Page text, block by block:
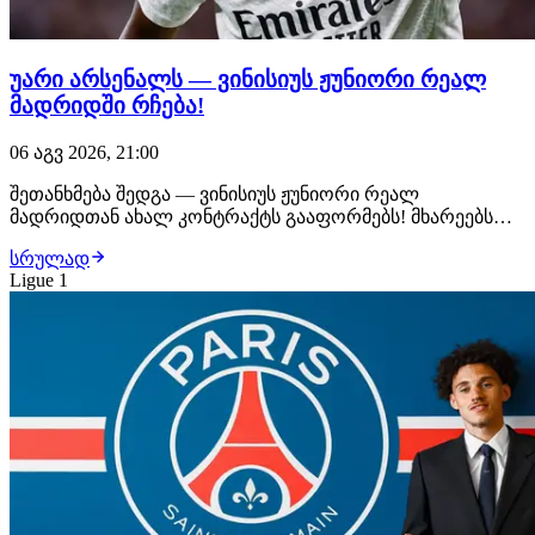
უარი არსენალს — ვინისიუს ჟუნიორი რეალ
მადრიდში რჩება!
06 აგვ 2026, 21:00
შეთანხმება შედგა — ვინისიუს ჟუნიორი რეალ
მადრიდთან ახალ კონტრაქტს გააფორმებს! მხარეებს
ფეხბურთელი უახლოეს საათებში ახალ, 6-წლიან
ხელშეკრულებას მოაწერს ხელს. მიუხედავად იმისა, რომ
არსენალი ვინისიუსს საკმაოდ სოლიდურ კონტრაქტს
სრულად
Ligue 1